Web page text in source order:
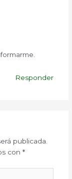
Responder
publicada.
con *